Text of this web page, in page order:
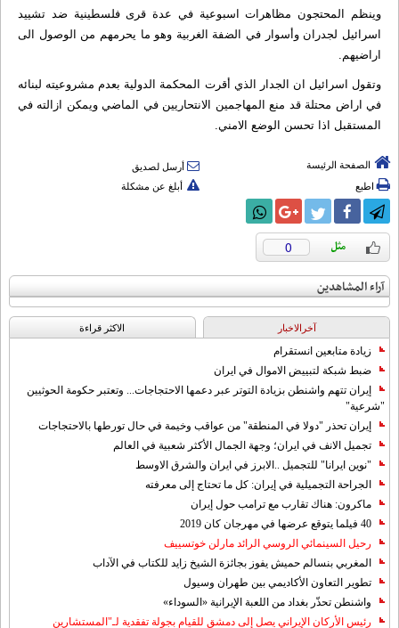
وينظم المحتجون مظاهرات اسبوعية في عدة قرى فلسطينية ضد تشييد
اسرائيل لجدران وأسوار في الضفة الغربية وهو ما يحرمهم من الوصول الى
اراضيهم.
وتقول اسرائيل ان الجدار الذي أقرت المحكمة الدولية بعدم مشروعيته لبنائه
في اراض محتلة قد منع المهاجمين الانتحاريين في الماضي ويمكن ازالته في
المستقبل اذا تحسن الوضع الامني.
الصفحة الرئيسة
أرسل لصديق
اطبع
أبلغ عن مشكلة
0
آراء المشاهدين
آخرالاخبار الاکثر قراءة
زيادة متابعين انستقرام
ضبط شبكة لتبييض الاموال في ايران
إيران تتهم واشنطن بزيادة التوتر عبر دعمها الاحتجاجات... وتعتبر حكومة الحوثيين
"شرعية"
إيران تحذر "دولا في المنطقة" من عواقب وخيمة في حال تورطها بالاحتجاجات
تجميل الانف في ايران؛ وجهة الجمال الأكثر شعبية في العالم
"نوين ايرانا" للتجميل ..الابرز في ايران والشرق الاوسط
الجراحة التجميلية في إيران: كل ما تحتاج إلى معرفته
ماكرون: هناك تقارب مع ترامب حول إيران
40 فيلما يتوقع عرضها في مهرجان كان 2019
رحيل السينمائي الروسي الرائد مارلن خوتسييف
المغربي بنسالم حميش يفوز بجائزة الشيخ زايد للكتاب في الآداب
تطوير التعاون الأكاديمي بين طهران وسيول
واشنطن تحذّر بغداد من اللعبة الإيرانية «السوداء»
رئيس الأركان الإيراني يصل إلى دمشق للقيام بجولة تفقدية لـ"المستشارين